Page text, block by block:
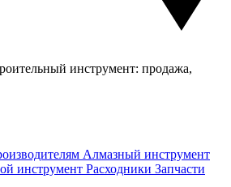
инструмент: продажа,
Алмазный инструмент
инструмент Расходники Запчасти